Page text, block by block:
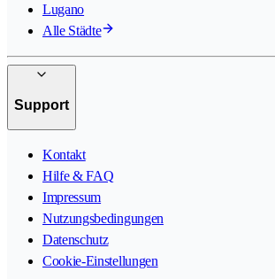
Lugano
Alle Städte
Support
Kontakt
Hilfe & FAQ
Impressum
Nutzungsbedingungen
Datenschutz
Cookie-Einstellungen